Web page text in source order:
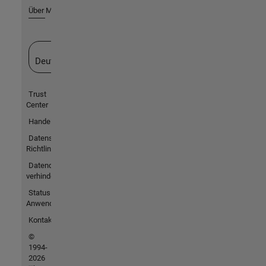
Über MathWorks
Deutschland
Trust
Center
Handelsmarken
Datenschutz-
Richtlinien
Datendiebstahl
verhindern
Status von
Anwendungen
Kontakt
©
1994-
2026